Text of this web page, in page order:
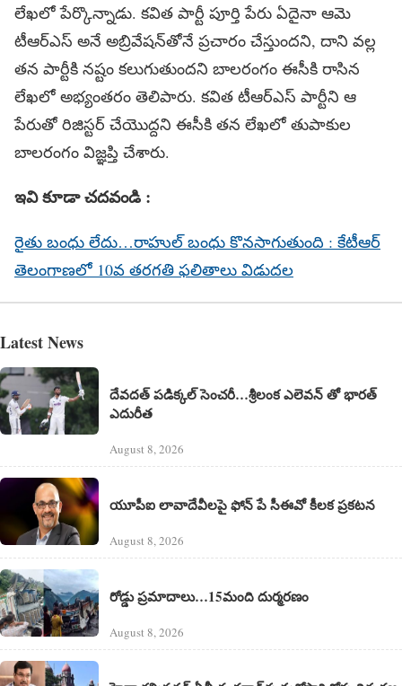
లేఖలో పేర్కొన్నాడు. కవిత పార్టీ పూర్తి పేరు ఏదైనా ఆమె
టీఆర్ఎస్ అనే అబ్రివేషన్‌తోనే ప్రచారం చేస్తుందని, దాని వల్ల
తన పార్టీకి నష్టం కలుగుతుందని బాలరంగం ఈసీకి రాసిన
లేఖలో అభ్యంతరం తెలిపారు. కవిత టీఆర్ఎస్ పార్టీని ఆ
పేరుతో రిజిస్టర్ చేయొద్దని ఈసీకి తన లేఖలో తుపాకుల
బాలరంగం విజ్ఞప్తి చేశారు.
ఇవి కూడా చదవండి :
రైతు బంధు లేదు…రాహుల్ బంధు కొనసాగుతుంది : కేటీఆర్
తెలంగాణలో 10వ తరగతి ఫలితాలు విడుదల
Latest News
దేవదత్ పడిక్కల్‌ సెంచరీ…శ్రీలంక ఎలెవన్ తో భారత్
ఎదురీత
August 8, 2026
యూపీఐ లావాదేవీలపై ఫోన్ పే సీఈవో కీలక ప్రకటన
August 8, 2026
రోడ్డు ప్రమాదాలు…15మంది దుర్మరణం
August 8, 2026